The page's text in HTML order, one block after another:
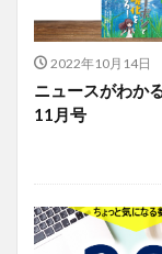
2022年10月14日
ニュースがわか
11月号